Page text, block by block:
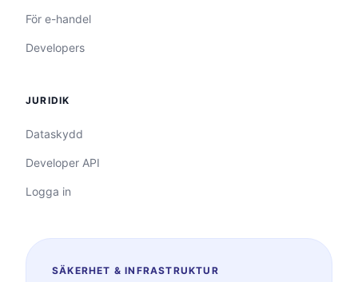
För e-handel
Developers
JURIDIK
Dataskydd
Developer API
Logga in
SÄKERHET & INFRASTRUKTUR